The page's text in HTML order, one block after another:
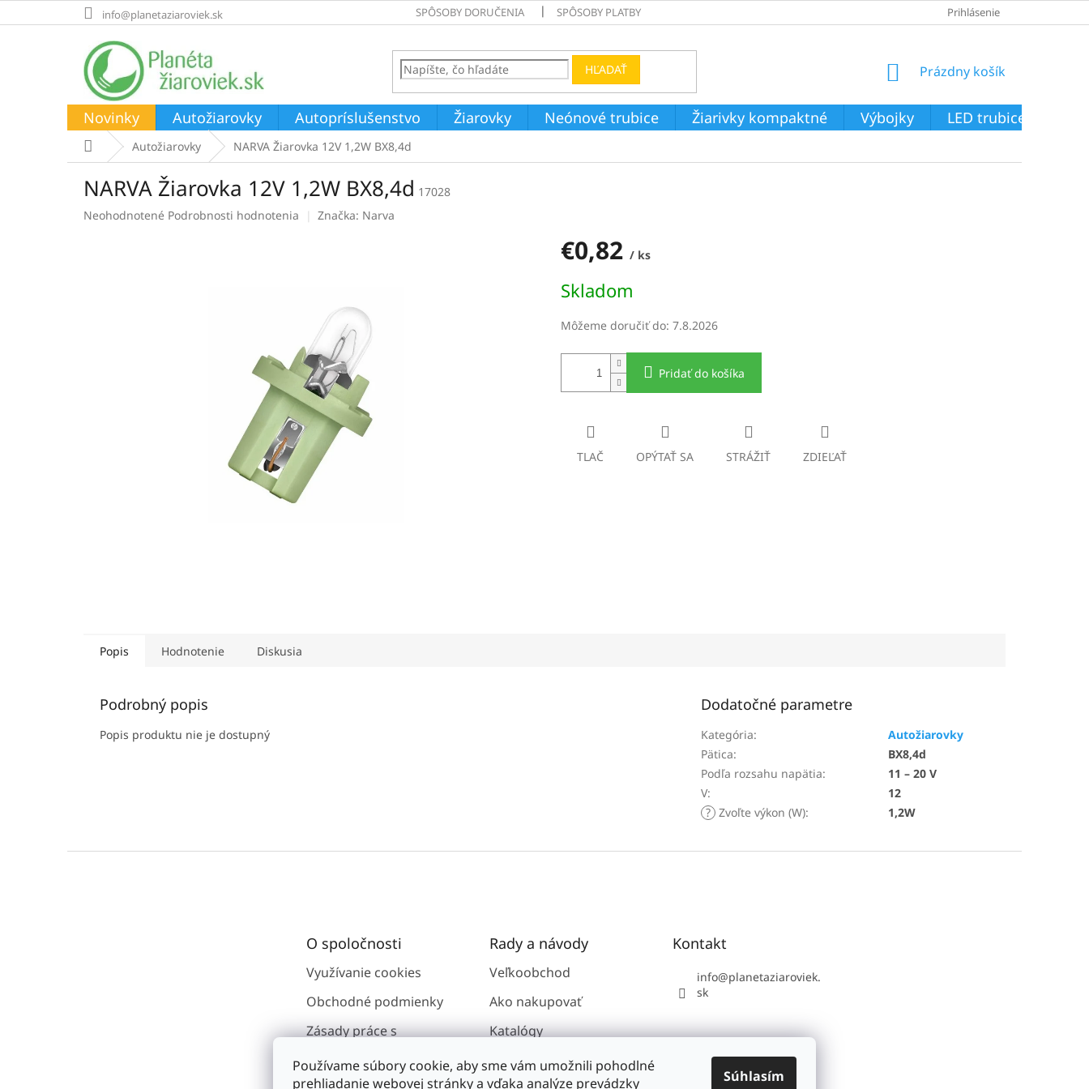
Používame súbory cookie, aby sme vám umožnili pohodlné
prehliadanie webovej stránky a vďaka analýze prevádzky
Súhlasím
na
info@planetaziaroviek.sk SPÔSOBY DORUČENIA SPÔSOBY PLATBY Prihlásenie
HĽADAŤ
NÁKUPNÝ
Prázdny košík
Novinky Autožiarovky Autopríslušenstvo Žiarovky Neónové trubice Žiarivky kompaktné Výbojky LED trubice
DomovAutožiarovky NARVA Žiarovka 12V 1,2W BX8,4d
NARVA Žiarovka 12V 1,2W BX8,4d 17028
Priemerné
Neohodnotené Podrobnosti hodnotenia Značka: Narva
€0,82 / ks
cena:
Skladom
Môžeme doručiť do: 7.8.2026
Pridať do košíka
TLAČ OPÝTAŤ SA STRÁŽIŤ ZDIEĽAŤ
Popis Hodnotenie Diskusia
Podrobný popis
Popis produktu nie je dostupný
Dodatočné parametre
Kategória:
Autožiarovky
Pätica:
BX8,4d
Podľa rozsahu napätia:
11 – 20 V
V:
12
? Zvoľte výkon (W): 1,2W
O spoločnosti
Využívanie cookies
Obchodné podmienky
Zásady práce s
Kontakty
Rady a návody
Veľkoobchod
Ako nakupovať
Katalógy
Kontakt
info@planetaziaroviek.
sk